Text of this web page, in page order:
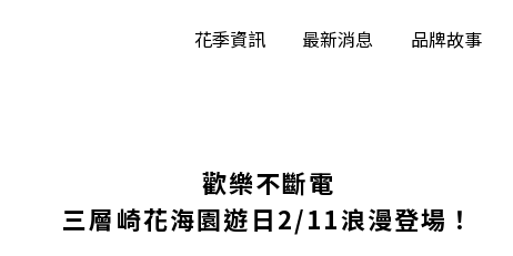
花季資訊 最新消息 品牌故事
歡樂不斷電
三層崎花海園遊日2/11浪漫登場！